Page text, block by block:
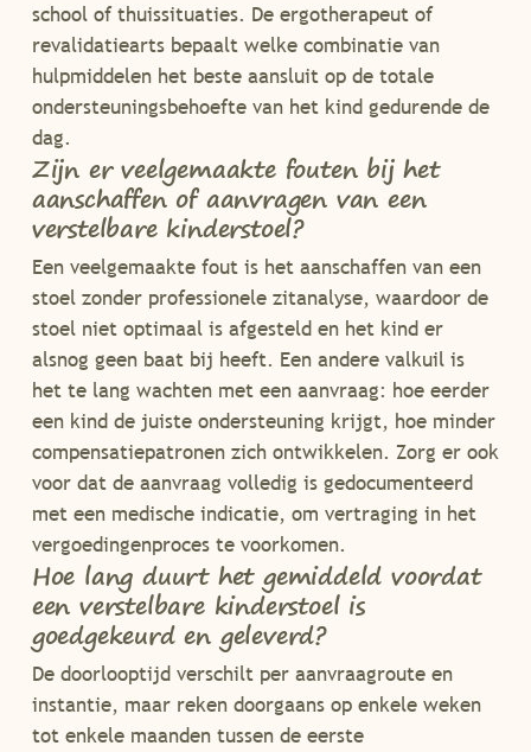
school of thuissituaties. De ergotherapeut of
revalidatiearts bepaalt welke combinatie van
hulpmiddelen het beste aansluit op de totale
ondersteuningsbehoefte van het kind gedurende de
dag.
Zijn er veelgemaakte fouten bij het
aanschaffen of aanvragen van een
verstelbare kinderstoel?
Een veelgemaakte fout is het aanschaffen van een
stoel zonder professionele zitanalyse, waardoor de
stoel niet optimaal is afgesteld en het kind er
alsnog geen baat bij heeft. Een andere valkuil is
het te lang wachten met een aanvraag: hoe eerder
een kind de juiste ondersteuning krijgt, hoe minder
compensatiepatronen zich ontwikkelen. Zorg er ook
voor dat de aanvraag volledig is gedocumenteerd
met een medische indicatie, om vertraging in het
vergoedingenproces te voorkomen.
Hoe lang duurt het gemiddeld voordat
een verstelbare kinderstoel is
goedgekeurd en geleverd?
De doorlooptijd verschilt per aanvraagroute en
instantie, maar reken doorgaans op enkele weken
tot enkele maanden tussen de eerste